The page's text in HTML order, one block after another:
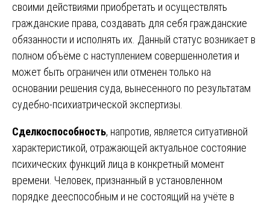
своими действиями приобретать и осуществлять
гражданские права, создавать для себя гражданские
обязанности и исполнять их. Данный статус возникает в
полном объёме с наступлением совершеннолетия и
может быть ограничен или отменен только на
основании решения суда, вынесенного по результатам
судебно-психиатрической экспертизы.
Сделкоспособность, напротив, является ситуативной
характеристикой, отражающей актуальное состояние
психических функций лица в конкретный момент
времени. Человек, признанный в установленном
порядке дееспособным и не состоящий на учёте в